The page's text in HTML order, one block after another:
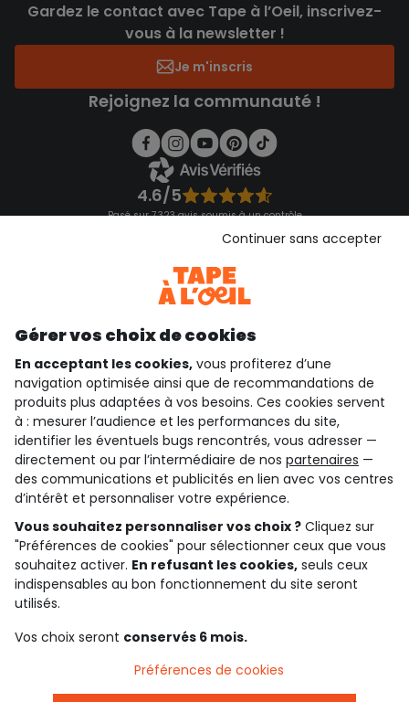
Gardez le contact avec Tape à l’Oeil, inscrivez-
vous à la newsletter !
Je m'inscris
Rejoignez la communauté !
4.6/5
Basé sur 7 323 avis soumis à un contrôle
Consulter les CGU
qui sommes-nous ?
besoin d'aide ?
le club fidélité
notre catalogue
Conditions générales de ventes et d'utilisation
Conditions d’utilisation des réseaux sociaux
Politique de confidentialité
Cookies et données personnelles
Paramètres des cookies
Gérer vos choix de cookies
En acceptant les cookies, vous profiterez d’une
navigation optimisée ainsi que de recommandations de
produits plus adaptées à vos besoins. Ces cookies servent
à : mesurer l’audience et les performances du site,
identifier les éventuels bugs rencontrés, vous adresser —
directement ou par l’intermédiaire de nos partenaires —
des communications et publicités en lien avec vos centres
d’intérêt et personnaliser votre expérience.
Vous souhaitez personnaliser vos choix ? Cliquez sur
"Préférences de cookies" pour sélectionner ceux que vous
souhaitez activer. En refusant les cookies, seuls ceux
indispensables au bon fonctionnement du site seront
utilisés.
Vos choix seront conservés 6 mois.
Continuer sans accepter
Préférences de cookies